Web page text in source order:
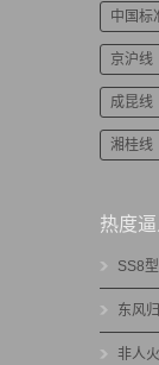
中国标
京沪线
成昆线
湘桂线
热度
SS8
东风
非人